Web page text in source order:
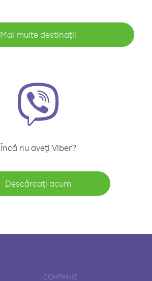
Mai multe destinații
Încă nu aveți Viber?
Descărcați acum
COMPANIE